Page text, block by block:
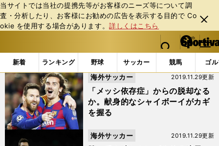
当サイトでは当社の提携先等がお客様のニーズ等について調
査・分析したり、お客様にお勧めの広告を表⽰する⽬的で Co
okie を使⽤する場合があります。詳しくはこちら
閉じ
る
web Sportiva (webスポルティーバ)
検索
マイペ
ー
ジ
メニュ
新着 ランキング 野球 サッカー 競馬 ゴ
b
ス
ポ
ル
テ
ィ
ー
バ
「#アントワーヌ・グリーズマン」の最新ニュース・ 情報
「メッシ依存症」からの脱却なる
か。献身的なシャイボーイがカギ
を握る
2019.11.29更新
海外サッカー
2019.11.29更新
海外サッカー